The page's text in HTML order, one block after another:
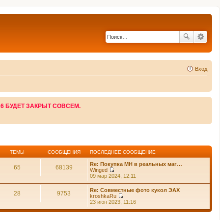
Вход
БУДЕТ ЗАКРЫТ СОВСЕМ.
ТЕМЫ СООБЩЕНИЯ ПОСЛЕДНЕЕ СООБЩЕНИЕ
65 68139
Re: Покупка MH в реальных маг…
Winged
П
е
й
т
и
09 мар 2024, 12:11
28 9753
Re: Совместные фото кукол ЭАХ
kroshkaRu
П
р
23 июн 2023, 11:16